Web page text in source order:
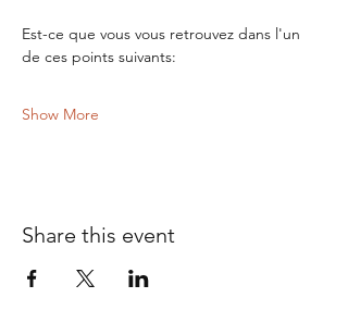
Est-ce que vous vous retrouvez dans l'un
de ces points suivants:
Show More
Share this event